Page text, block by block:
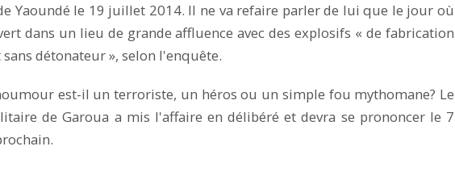
Yaoundé le 19 juillet 2014. Il ne va refaire parler de lui que le jour où
dans un lieu de grande affluence avec des explosifs « de fabrication
détonateur », selon l'enquête.
est-il un terroriste, un héros ou un simple fou mythomane? Le
de Garoua a mis l'affaire en délibéré et devra se prononcer le 7